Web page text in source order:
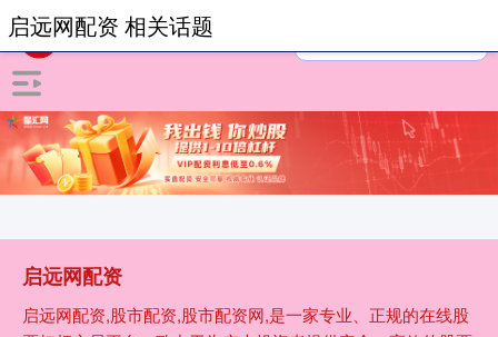
启远网配资
启远网配资,股市配资,股市配资网,是一家专业、正规的在线股
启远网配资 相关话题